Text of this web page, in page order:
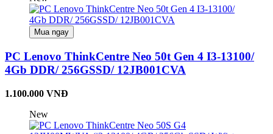
Mua ngay
PC Lenovo ThinkCentre Neo 50t Gen 4 I3-13100/
4Gb DDR/ 256GSSD/ 12JB001CVA
1.100.000 VNĐ
New